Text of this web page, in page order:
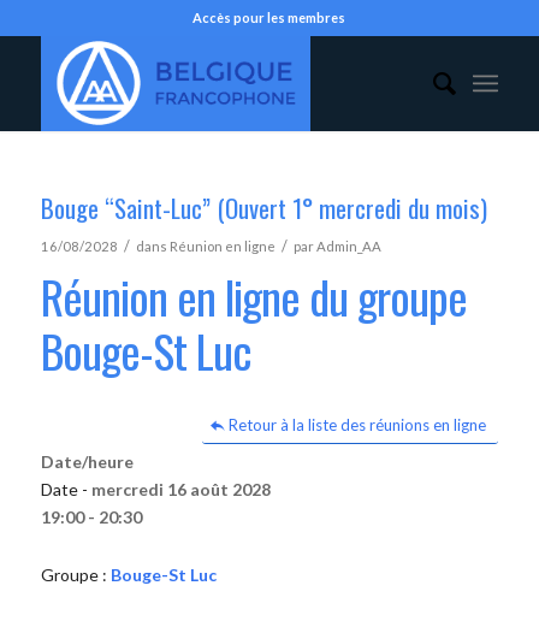
Accès pour les membres
Bouge “Saint-Luc” (Ouvert 1° mercredi du mois)
16/08/2028 / dans Réunion en ligne / parAdmin_AA
Réunion en ligne du groupe
Bouge-St Luc
Retour à la liste des réunions en ligne
Date/heure
Date - mercredi 16 août 2028
19:00 - 20:30
Groupe : Bouge-St Luc